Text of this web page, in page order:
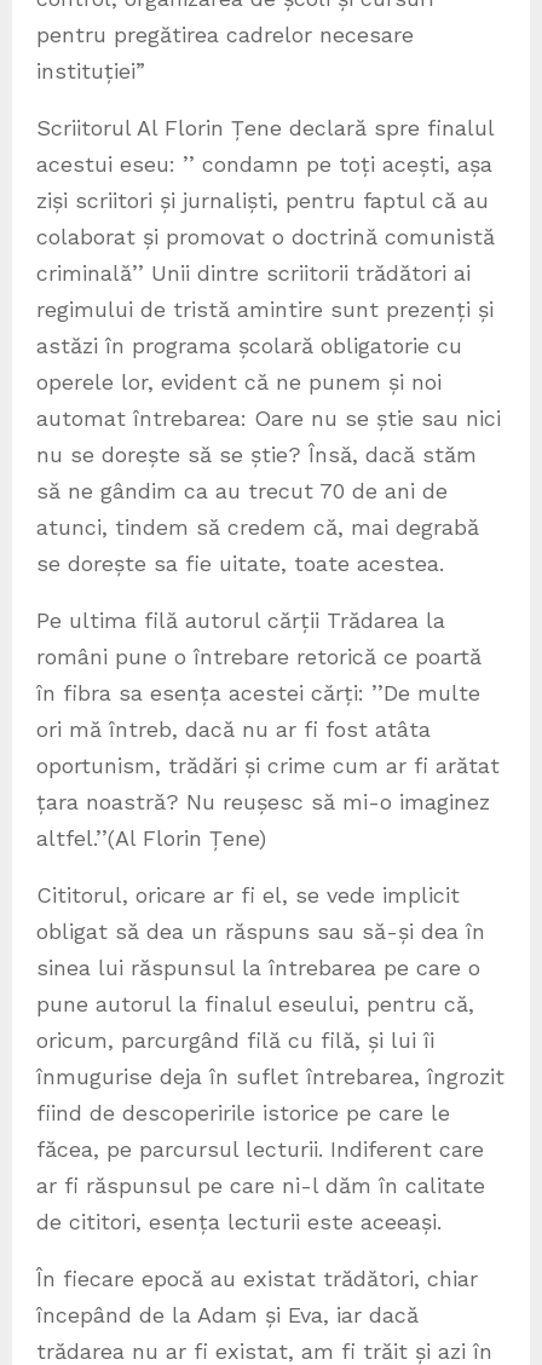
pentru pregătirea cadrelor necesare
instituției”
Scriitorul Al Florin Țene declară spre finalul
acestui eseu: ’’ condamn pe toți acești, așa
ziși scriitori și jurnaliști, pentru faptul că au
colaborat și promovat o doctrină comunistă
criminală’’ Unii dintre scriitorii trădători ai
regimului de tristă amintire sunt prezenți și
astăzi în programa școlară obligatorie cu
operele lor, evident că ne punem și noi
automat întrebarea: Oare nu se știe sau nici
nu se dorește să se știe? Însă, dacă stăm
să ne gândim ca au trecut 70 de ani de
atunci, tindem să credem că, mai degrabă
se dorește sa fie uitate, toate acestea.
Pe ultima filă autorul cărții Trădarea la
români pune o întrebare retorică ce poartă
în fibra sa esența acestei cărți: ’’De multe
ori mă întreb, dacă nu ar fi fost atâta
oportunism, trădări și crime cum ar fi arătat
țara noastră? Nu reușesc să mi-o imaginez
altfel.’’(Al Florin Țene)
Cititorul, oricare ar fi el, se vede implicit
obligat să dea un răspuns sau să-și dea în
sinea lui răspunsul la întrebarea pe care o
pune autorul la finalul eseului, pentru că,
oricum, parcurgând filă cu filă, și lui îi
înmugurise deja în suflet întrebarea, îngrozit
fiind de descoperirile istorice pe care le
făcea, pe parcursul lecturii. Indiferent care
ar fi răspunsul pe care ni-l dăm în calitate
de cititori, esența lecturii este aceeași.
În fiecare epocă au existat trădători, chiar
începând de la Adam și Eva, iar dacă
trădarea nu ar fi existat, am fi trăit și azi în